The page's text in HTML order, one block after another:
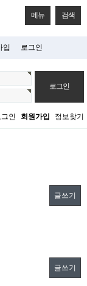
메뉴 검색
입 로그인
인 회원가입 정보찾기
글쓰기
글쓰기